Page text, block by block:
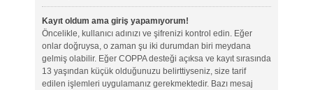
Kayıt oldum ama giriş yapamıyorum!
Öncelikle, kullanıcı adınızı ve şifrenizi kontrol edin. Eğer
onlar doğruysa, o zaman şu iki durumdan biri meydana
gelmiş olabilir. Eğer COPPA desteği açıksa ve kayıt sırasında
13 yaşından küçük olduğunuzu belirttiyseniz, size tarif
edilen işlemleri uygulamanız gerekmektedir. Bazı mesaj